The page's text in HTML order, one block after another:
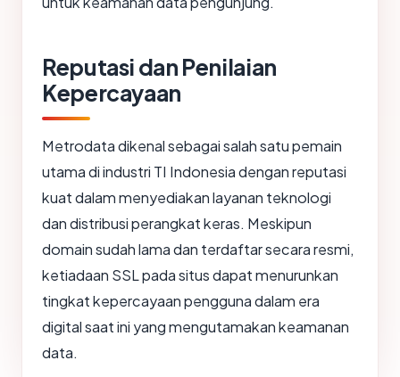
Reputasi dan Penilaian
Kepercayaan
Metrodata dikenal sebagai salah satu pemain
utama di industri TI Indonesia dengan reputasi
kuat dalam menyediakan layanan teknologi
dan distribusi perangkat keras. Meskipun
domain sudah lama dan terdaftar secara resmi,
ketiadaan SSL pada situs dapat menurunkan
tingkat kepercayaan pengguna dalam era
digital saat ini yang mengutamakan keamanan
data.